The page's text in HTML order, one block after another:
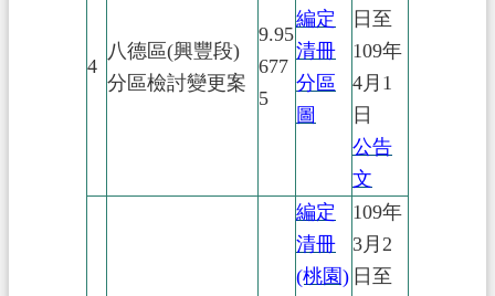
4
八德區(興豐段)
分區檢討變更案
9.95
677
5
編定
清冊
分區
圖
日至
109年
4月1
日
公告
文
編定
清冊
(桃園)
109年
3月2
日至